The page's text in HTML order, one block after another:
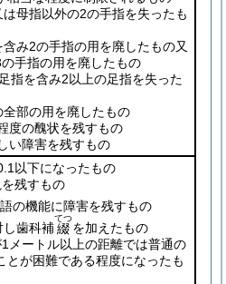
母指以外の2の手指を失ったも
み2の手指の用を廃したもの又
手指の用を廃したもの
指を含み2以上の足指を失った
部の用を廃したもの
の醜状を残すもの
い障害を残すもの
以下になったもの
残すもの
の機能に障害を残すもの
歯科補綴
てつ
を加えたもの
ートル以上の距離では普通の
とが困難である程度になったも